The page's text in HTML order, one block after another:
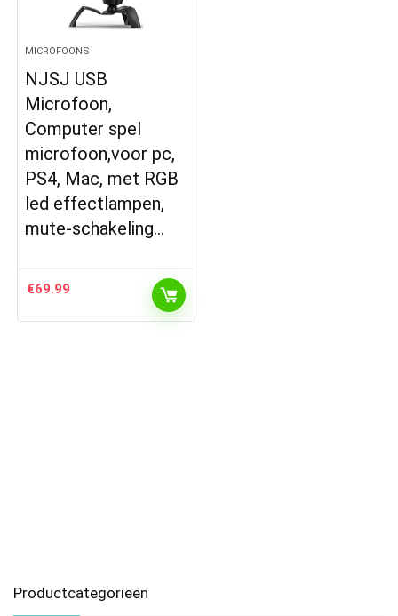
MICROFOONS
NJSJ USB
Microfoon,
Computer spel
microfoon,voor pc,
PS4, Mac, met RGB
led effectlampen,
mute-schakeling…
€69.99
Productcategorieën